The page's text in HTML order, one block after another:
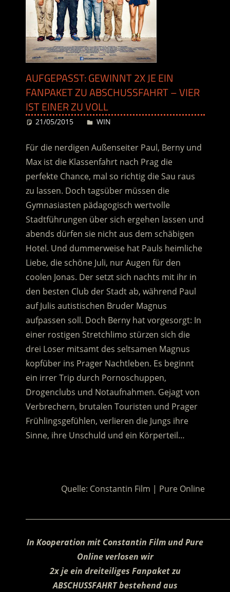
AUFGEPASST: GEWINNT 2X JE EIN
FANPAKET ZU ABSCHUSSFAHRT – VIER
IST EINER ZU VOLL
21/05/2015 Desiree
WIN
Für die nerdigen Außenseiter Paul, Berny und
Max ist die Klassenfahrt nach Prag die
perfekte Chance, mal so richtig die Sau raus
zu lassen. Doch tagsüber müssen die
Gymnasiasten pädagogisch wertvolle
Stadtführungen über sich ergehen lassen und
abends dürfen sie nicht aus dem schäbigen
Hotel. Und dummerweise hat Pauls heimliche
Liebe, die schöne Juli, nur Augen für den
coolen Jonas. Der setzt sich nachts mit ihr in
den besten Club der Stadt ab, während Paul
auf Julis autistischen Bruder Magnus
aufpassen soll. Doch Berny hat vorgesorgt: In
einer rostigen Stretchlimo stürzen sich die
drei Loser mitsamt des seltsamen Magnus
kopfüber ins Prager Nachtleben. Es beginnt
ein irrer Trip durch Pornoschuppen,
Drogenclubs und Notaufnahmen. Gejagt von
Verbrechern, brutalen Touristen und Prager
Frühlingsgefühlen, verlieren die Jungs ihre
Sinne, ihre Unschuld und ein Körperteil…
Quelle: Constantin Film | Pure Online
In Kooperation mit Constantin Film und Pure
Online verlosen wir
2x je ein dreiteiliges Fanpaket zu
ABSCHUSSFAHRT bestehend aus